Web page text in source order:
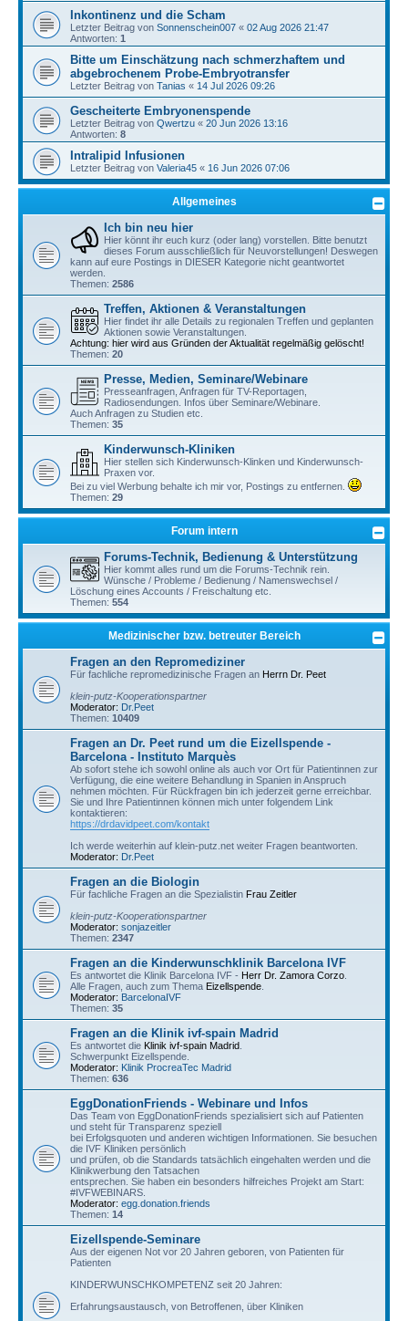
Inkontinenz und die Scham
Letzter Beitrag von Sonnenschein007 « 02 Aug 2026 21:47
Antworten: 1
Bitte um Einschätzung nach schmerzhaftem und
abgebrochenem Probe-Embryotransfer
Letzter Beitrag von Tanias « 14 Jul 2026 09:26
Gescheiterte Embryonenspende
Letzter Beitrag von Qwertzu « 20 Jun 2026 13:16
Antworten: 8
Intralipid Infusionen
Letzter Beitrag von Valeria45 « 16 Jun 2026 07:06
Allgemeines
Ich bin neu hier
Hier könnt ihr euch kurz (oder lang) vorstellen. Bitte benutzt
dieses Forum ausschließlich für Neuvorstellungen! Deswegen
kann auf eure Postings in DIESER Kategorie nicht geantwortet
werden.
Themen: 2586
Treffen, Aktionen & Veranstaltungen
Hier findet ihr alle Details zu regionalen Treffen und geplanten
Aktionen sowie Veranstaltungen.
Achtung: hier wird aus Gründen der Aktualität regelmäßig gelöscht!
Themen: 20
Presse, Medien, Seminare/Webinare
Presseanfragen, Anfragen für TV-Reportagen,
Radiosendungen. Infos über Seminare/Webinare.
Auch Anfragen zu Studien etc.
Themen: 35
Kinderwunsch-Kliniken
Hier stellen sich Kinderwunsch-Klinken und Kinderwunsch-
Praxen vor.
Bei zu viel Werbung behalte ich mir vor, Postings zu entfernen.
Themen: 29
Forum intern
Forums-Technik, Bedienung & Unterstützung
Hier kommt alles rund um die Forums-Technik rein.
Wünsche / Probleme / Bedienung / Namenswechsel /
Löschung eines Accounts / Freischaltung etc.
Themen: 554
Medizinischer bzw. betreuter Bereich
Fragen an den Repromediziner
Für fachliche repromedizinische Fragen an Herrn Dr. Peet
klein-putz-Kooperationspartner
Moderator: Dr.Peet
Themen: 10409
Fragen an Dr. Peet rund um die Eizellspende -
Barcelona - Instituto Marquès
Ab sofort stehe ich sowohl online als auch vor Ort für Patientinnen zur
Verfügung, die eine weitere Behandlung in Spanien in Anspruch
nehmen möchten. Für Rückfragen bin ich jederzeit gerne erreichbar.
Sie und Ihre Patientinnen können mich unter folgendem Link
kontaktieren:
https://drdavidpeet.com/kontakt
Ich werde weiterhin auf klein-putz.net weiter Fragen beantworten.
Moderator: Dr.Peet
Fragen an die Biologin
Für fachliche Fragen an die Spezialistin Frau Zeitler
klein-putz-Kooperationspartner
Moderator: sonjazeitler
Themen: 2347
Fragen an die Kinderwunschklinik Barcelona IVF
Es antwortet die Klinik Barcelona IVF - Herr Dr. Zamora Corzo
Alle Fragen, auch zum Thema Eizellspende
Moderator: BarcelonaIVF
Themen: 35
Fragen an die Klinik ivf-spain Madrid
Es antwortet die Klinik ivf-spain Madrid
Schwerpunkt Eizellspende.
Moderator: Klinik ProcreaTec Madrid
Themen: 636
EggDonationFriends - Webinare und Infos
Das Team von EggDonationFriends spezialisiert sich auf Patienten
und steht für Transparenz speziell
bei Erfolgsquoten und anderen wichtigen Informationen. Sie besuchen
die IVF Kliniken persönlich
und prüfen, ob die Standards tatsächlich eingehalten werden und die
Klinikwerbung den Tatsachen
entsprechen. Sie haben ein besonders hilfreiches Projekt am Start:
#IVFWEBINARS.
Moderator: egg.donation.friends
Themen: 14
Eizellspende-Seminare
Aus der eigenen Not vor 20 Jahren geboren, von Patienten für
Patienten
KINDERWUNSCHKOMPETENZ seit 20 Jahren:
Erfahrungsaustausch, von Betroffenen, über Kliniken